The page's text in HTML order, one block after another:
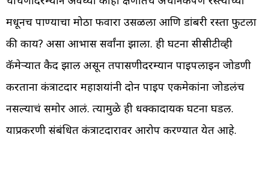
मधूनच पाण्याचा मोठा फवारा उसळला आणि डांबरी रस्ता फुटला
की काय? असा आभास सर्वांना झाला. ही घटना सीसीटीव्ही
कॅमेऱ्यात कैद झाली असून तपासणीदरम्यान पाइपलाइन जोडणी
करताना कंत्राटदार महाशयांनी दोन पाइप एकमेकांना जोडलंच
नसल्याचं समोर आलं. त्यामुळे ही धक्कादायक घटना घडली.
याप्रकरणी संबंधित कंत्राटदारावर आरोप करण्यात येत आहे.